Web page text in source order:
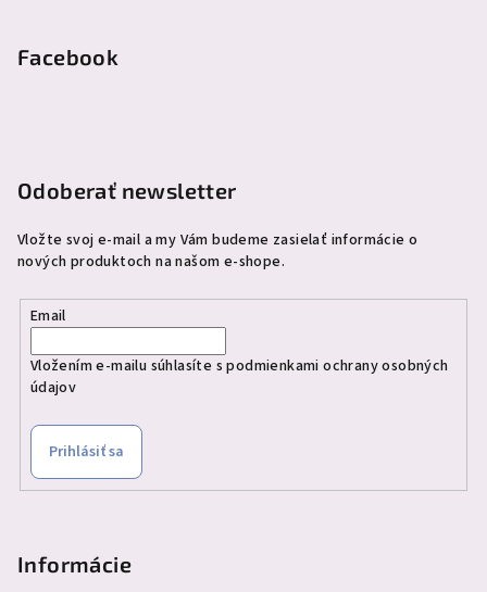
Facebook
Odoberať newsletter
Vložte svoj e-mail a my Vám budeme zasielať informácie o
nových produktoch na našom e-shope.
Email
Vložením e-mailu súhlasíte spodmienkami ochrany osobných
údajov
Prihlásiť sa
Informácie